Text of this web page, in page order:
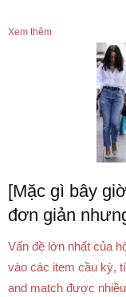
Xem thêm
[Mặc gì bây
đơn giản
Vấn đề lớn nhất của
vào các item cầu kỳ,
and match được